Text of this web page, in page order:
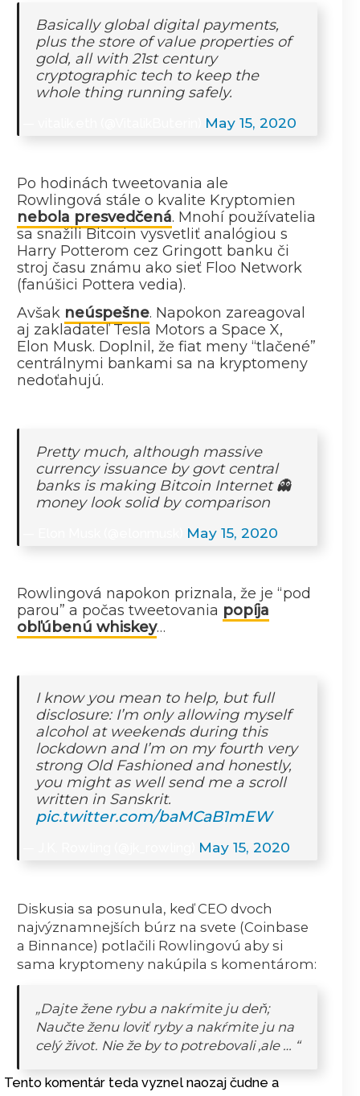
Basically global digital payments,
plus the store of value properties of
gold, all with 21st century
cryptographic tech to keep the
whole thing running safely.
May 15, 2020
Po hodinách tweetovania ale
Rowlingová stále o kvalite Kryptomien
nebola presvedčená. Mnohí používatelia
sa snažili Bitcoin vysvetliť analógiou s
Harry Potterom cez Gringott banku či
stroj času známu ako sieť Floo Network
(fanúšici Pottera vedia).
Avšak neúspešne. Napokon zareagoval
aj zakladateľ Tesla Motors a Space X,
Elon Musk. Doplnil, že fiat meny “tlačené”
centrálnymi bankami sa na kryptomeny
nedoťahujú.
Pretty much, although massive
currency issuance by govt central
banks is making Bitcoin Internet 👻
money look solid by comparison
May 15, 2020
Rowlingová napokon priznala, že je “pod
parou” a počas tweetovania popíja
obľúbenú whiskey…
I know you mean to help, but full
disclosure: I’m only allowing myself
alcohol at weekends during this
lockdown and I’m on my fourth very
strong Old Fashioned and honestly,
you might as well send me a scroll
written in Sanskrit.
pic.twitter.com/baMCaB1mEW
May 15, 2020
Diskusia sa posunula, keď CEO dvoch
najvýznamnejších búrz na svete (Coinbase
a Binnance) potlačili Rowlingovú aby si
sama kryptomeny nakúpila s komentárom:
„Dajte žene rybu a nakŕmite ju deň;
Naučte ženu loviť ryby a nakŕmite ju na
celý život. Nie že by to potrebovali ,ale … “
Tento komentár teda vyznel naozaj čudne a